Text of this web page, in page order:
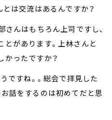
は交流はあるんですか？
さんはもちろん上司ですし、
があります。上林さんと
かったですか？
ですね。。総会で拝見した
話をするのは初めてだと思